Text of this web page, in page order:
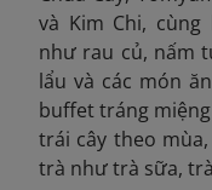
và Kim Chi,
như rau củ, nấm
lẩu và các món
buffet tráng
trái cây theo
trà như trà sữa,